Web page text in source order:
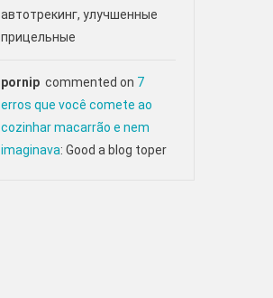
автотрекинг, улучшенные
прицельные
pornipcommented on 7
erros que você comete ao
cozinhar macarrão e nem
imaginava: Good a blog toper